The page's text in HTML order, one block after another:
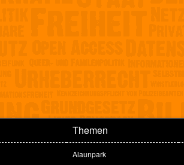
Themen
Alaunpark